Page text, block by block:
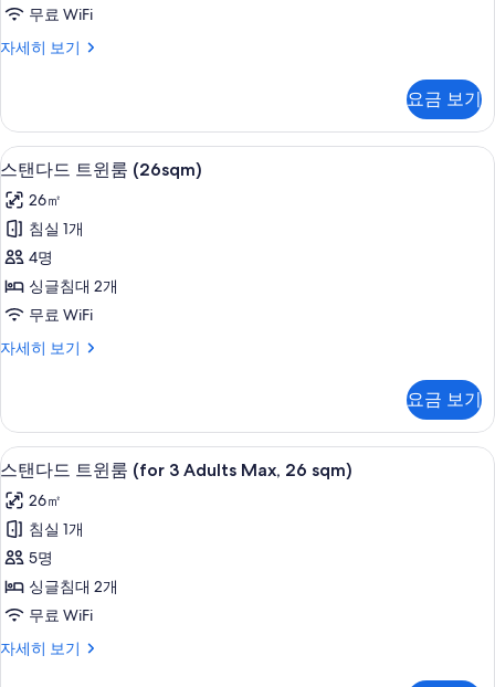
sqm)
사
두
보
기
무료 WiFi
자세히 보기
컴
블
룸
(21.2
자
세
히
보
기
요금 보기
스
탠
다
드
트
윈
(26sqm)
진
모
두
보
기
오리/거위털 이불, 객실 내 금고, 암막
12
스탠다드 트윈룸 (26sqm)
26㎡
침실 1개
4명
싱글침대 2개
무료 WiFi
자세히 보기
스
트
윈
룸
(26sqm)
자
세
히
보
기
요금 보기
스
탠
다
드
트
윈
(for
오리/거위털 이불, 객실 내 금고, 암막
12
스탠다드 트윈룸 (for 3 Adults Max, 26 sqm)
26㎡
침실 1개
5명
싱글침대 2개
무료 WiFi
자세히 보기
스